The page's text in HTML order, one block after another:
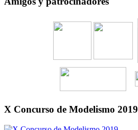
X Concurso de Modelismo 2019